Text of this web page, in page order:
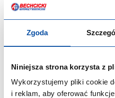
Zgoda
Niniejsza strona korzysta z
Wykorzystujemy pliki cookie
i reklam, aby oferować